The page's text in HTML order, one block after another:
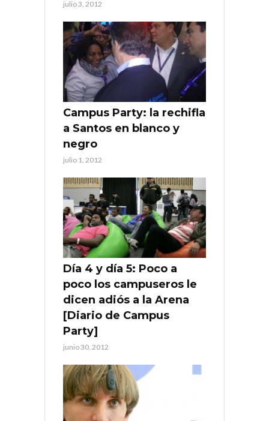
julio 3, 2012
Campus Party: la rechifla
a Santos en blanco y
negro
julio 1, 2012
Día 4 y día 5: Poco a
poco los campuseros le
dicen adiós a la Arena
[Diario de Campus
Party]
junio 30, 2012